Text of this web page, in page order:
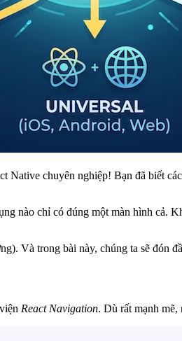
chuyên nghiệp! Bạn đã biết
nào chỉ có đúng một màn hình cả.
. Và trong bài này, chúng ta sẽ đón
React Navigation. Dù rất mạnh